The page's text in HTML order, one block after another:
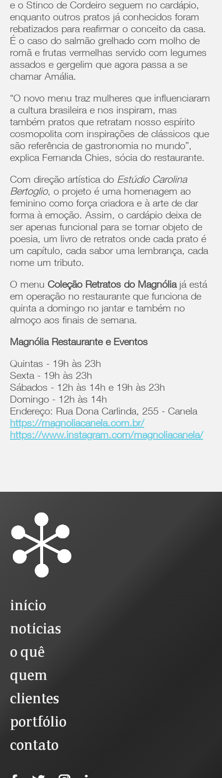
e o Stinco de Cordeiro seguem no cardápio,
enquanto outros pratos já conhecidos foram
rebatizados para reafirmar o conceito da casa.
É o caso do salmão grelhado com molho de
romã e frutas vermelhas servido com legumes
assados e gergelim que agora passa a se
chamar Amália.
“O novo menu traz mulheres que influenciaram
a cultura brasileira e nos inspiram, mas
também pratos que retratam nosso espírito
cosmopolita com inspirações de clássicos que
são referência de gastronomia no mundo”,
explica Fernanda Chies, sócia do restaurante.
Com direção artística do Estúdio Carolina
Bertoglio, o projeto é uma homenagem ao
feminino como força criadora e à arte de dar
forma à emoção. Assim, o cardápio deixa de
ser apenas funcional para se tornar objeto de
poesia, um livro de retratos onde cada prato é
um capítulo, cada sabor uma lembrança, cada
nome um tributo.
O menu Coleção Retratos do Magnóliajá está
em operação no restaurante que funciona de
quinta a domingo no jantar e também no
almoço aos finais de semana.
Magnólia Restaurante e Eventos
Quintas - 19h às 23h
Sexta - 19h às 23h
Sábados - 12h às 14h e 19h às 23h
Domingo - 12h às 14h
Endereço: Rua Dona Carlinda, 255 - Canela
https://magnoliacanela.com.br/
https://www.instagram.com/magnoliacanela/
início
notícias
o quê
quem
clientes
portfólio
contato